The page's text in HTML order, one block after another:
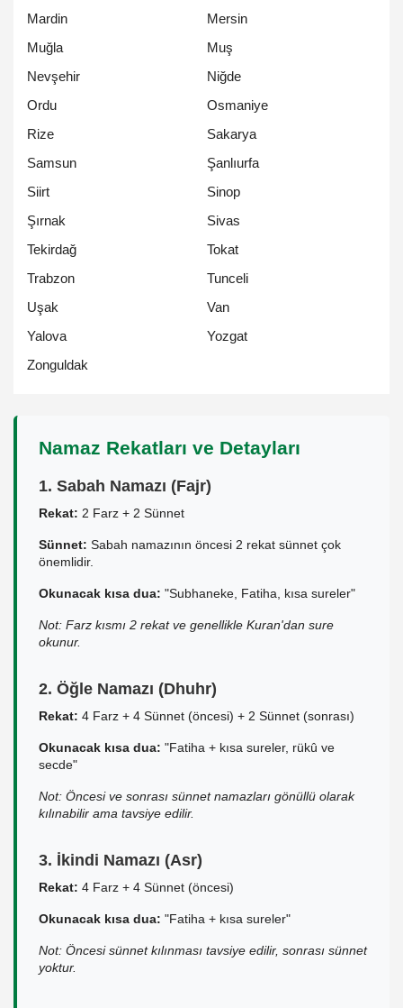
Mardin
Mersin
Muğla
Muş
Nevşehir
Niğde
Ordu
Osmaniye
Rize
Sakarya
Samsun
Şanlıurfa
Siirt
Sinop
Şırnak
Sivas
Tekirdağ
Tokat
Trabzon
Tunceli
Uşak
Van
Yalova
Yozgat
Zonguldak
Namaz Rekatları ve Detayları
1. Sabah Namazı (Fajr)
Rekat: 2 Farz + 2 Sünnet
Sünnet: Sabah namazının öncesi 2 rekat sünnet çok
önemlidir.
Okunacak kısa dua: "Subhaneke, Fatiha, kısa sureler"
Not: Farz kısmı 2 rekat ve genellikle Kuran'dan sure
okunur.
2. Öğle Namazı (Dhuhr)
Rekat: 4 Farz + 4 Sünnet (öncesi) + 2 Sünnet (sonrası)
Okunacak kısa dua: "Fatiha + kısa sureler, rükû ve
secde"
Not: Öncesi ve sonrası sünnet namazları gönüllü olarak
kılınabilir ama tavsiye edilir.
3. İkindi Namazı (Asr)
Rekat: 4 Farz + 4 Sünnet (öncesi)
Okunacak kısa dua: "Fatiha + kısa sureler"
Not: Öncesi sünnet kılınması tavsiye edilir, sonrası sünnet
yoktur.